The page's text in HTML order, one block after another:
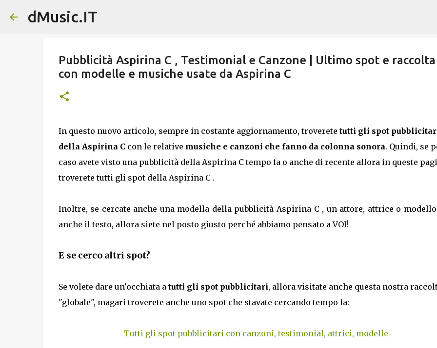
dMusic.IT
Pubblicità Aspirina C , Testimonial e Canzone | Ultimo spot e raccolta
con modelle e musiche usate da Aspirina C
In questo nuovo articolo, sempre in costante aggiornamento, troverete tutti gli spot
della Aspirina C con le relative musiche e canzoni che fanno da colonna sonora. Quindi, se
caso avete visto una pubblicità della Aspirina C tempo fa o anche di recente allora in queste
troverete tutti gli spot della Aspirina C .
Inoltre, se cercate anche una modella della pubblicità Aspirina C , un attore, attrice o
anche il testo, allora siete nel posto giusto perché abbiamo pensato a VOI!
E se cerco altri spot?
Se volete dare un'occhiata a tutti gli spot pubblicitari, allora visitate anche questa nostra
"globale", magari troverete anche uno spot che stavate cercando tempo fa:
Tutti gli spot pubblicitari con canzoni, testimonial, attrici, modelle